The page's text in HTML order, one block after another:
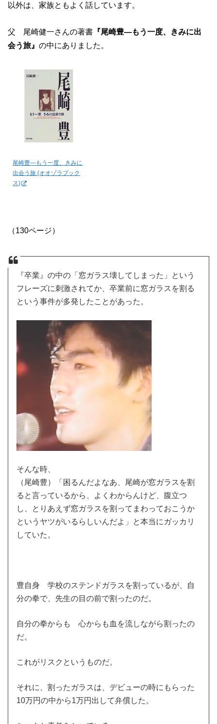
以外は、家族ともよく話しています。
父 尾崎健一さんの著書 『尾崎豊―もう一度、きみに出
会う旅』の中にありました。
尾崎豊―もう一度、きみに
出会う旅 (オオゾラブック
ス)
（130ページ）
『卒業』の中の「窓ガラス壊してしまった」という
フレーズに刺激されてか、卒業前に窓ガラスを割る
という事件が多発したことがあった。
そんな時、
（尾崎豊）「困るんだよなあ、尾崎が窓ガラスを割
ると言っているから、よくわからんけど、腹立つ
し、とりあえず窓ガラスを割ってまわっておこうか
というヤツがいるらしいんだよ」と本当にガッカリ
していた。
豊自身 学校のステンドガラスを割っているが、自
分の拳で、先生の目の前で割ったのだ。
自分の拳からも 心からも血を流しながら割ったの
だ。
これがリスクというものだ。
それに、割ったガラスは、デビューの時にもらった
10万円の中から1万円出して弁償した。